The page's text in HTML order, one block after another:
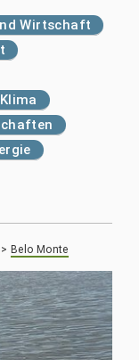
Wirtschaft
> Belo Monte